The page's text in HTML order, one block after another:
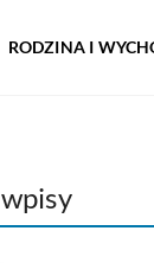
RODZINA I